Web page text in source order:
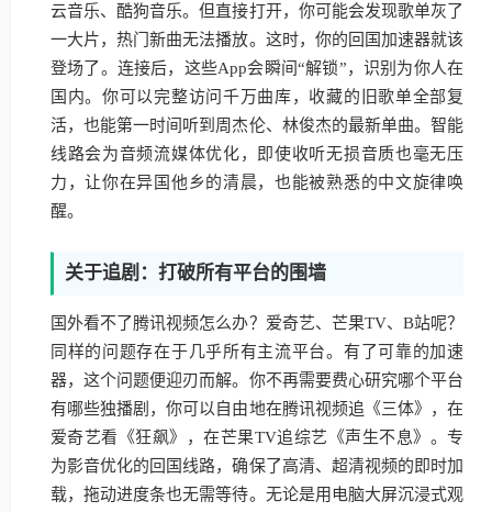
云音乐、酷狗音乐。但直接打开，你可能会发现歌单灰了
一大片，热门新曲无法播放。这时，你的回国加速器就该
登场了。连接后，这些App会瞬间“解锁”，识别为你人在
国内。你可以完整访问千万曲库，收藏的旧歌单全部复
活，也能第一时间听到周杰伦、林俊杰的最新单曲。智能
线路会为音频流媒体优化，即使收听无损音质也毫无压
力，让你在异国他乡的清晨，也能被熟悉的中文旋律唤
醒。
关于追剧：打破所有平台的围墙
国外看不了腾讯视频怎么办？爱奇艺、芒果TV、B站呢？
同样的问题存在于几乎所有主流平台。有了可靠的加速
器，这个问题便迎刃而解。你不再需要费心研究哪个平台
有哪些独播剧，你可以自由地在腾讯视频追《三体》，在
爱奇艺看《狂飙》，在芒果TV追综艺《声生不息》。专
为影音优化的回国线路，确保了高清、超清视频的即时加
载，拖动进度条也无需等待。无论是用电脑大屏沉浸式观